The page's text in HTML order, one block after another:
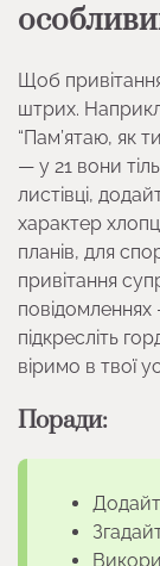
Щоб
штрих.
“Пам’ятаю, як
— у 21 вони
листівці,
характер
планів, для
привітання
повідомленнях
підкресліть
віримо в твої
Поради: